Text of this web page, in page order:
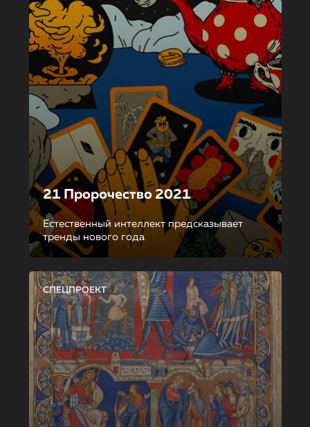
21 Пророчество 2021
Естественный интеллект предсказывает
тренды нового года
СПЕЦПРОЕКТ